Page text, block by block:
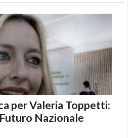
per Valeria Toppetti:
Nazionale